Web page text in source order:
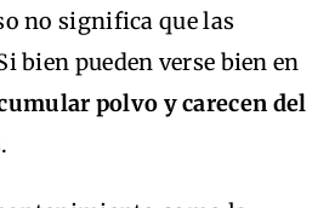
no significa que las
bien pueden verse bien en
polvo y carecen del